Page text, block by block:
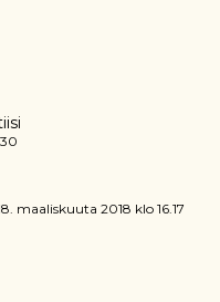
maaliskuuta 2018 klo 16.17